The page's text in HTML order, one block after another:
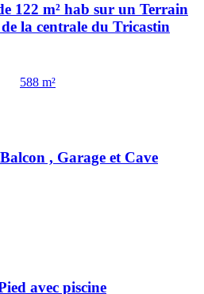
122 m² hab sur un Terrain
la centrale du Tricastin
588 m²
, Garage et Cave
avec piscine